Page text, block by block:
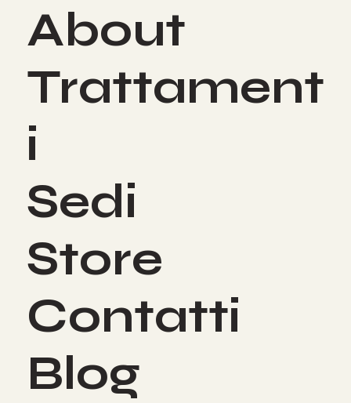
About
Trattament
i
Sedi
Store
Contatti
Blog